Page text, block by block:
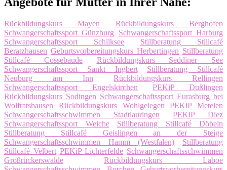
Rückbildungskurs Mayen
Rückbildungskurs Berghofen
Schwangerschaftssport Günzburg
Schwangerschaftssport Harburg
Schwangerschaftssport Schilksee
Stillberatung Stillcafé
Beratzhausen Geburtsvorbereitungskurs Herbertingen Stillberatung
Stillcafé Cossebaude
Rückbildungskurs Seddiner See
Schwangerschaftssport Sankt Ingbert
Stillberatung Stillcafé
Neuburg am Inn
Rückbildungskurs Rellingen
Schwangerschaftssport Engelskirchen
PEKiP Dußlingen
Rückbildungskurs Sodingen Schwangerschaftssport Eurasburg bei
Wolfratshausen
Rückbildungskurs Wohlgelegen
PEKiP Metelen
Schwangerschaftsschwimmen Stadtlauringen
PEKiP Diez
Schwangerschaftssport Weiche
Stillberatung Stillcafé Döbeln
Stillberatung Stillcafé Geislingen an der Steige
Schwangerschaftsschwimmen Hamm (Westfalen)
Stillberatung
Stillcafé Velbert PEKiP Lichterfelde Schwangerschaftsschwimmen
Großrückerswalde
Rückbildungskurs Laboe